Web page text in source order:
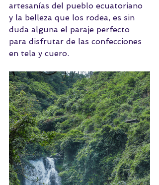
artesanías del pueblo ecuatoriano
y la belleza que los rodea, es sin
duda alguna el paraje perfecto
para disfrutar de las confecciones
en tela y cuero.